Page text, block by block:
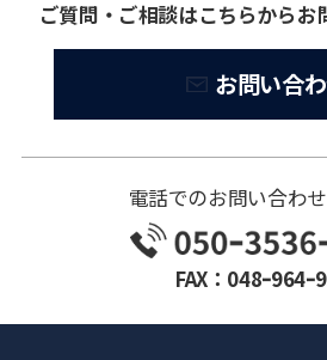
ご質問・ご相談はこちらからお
お問い合
電話でのお問い合わ
FAX：048ｰ964ｰ